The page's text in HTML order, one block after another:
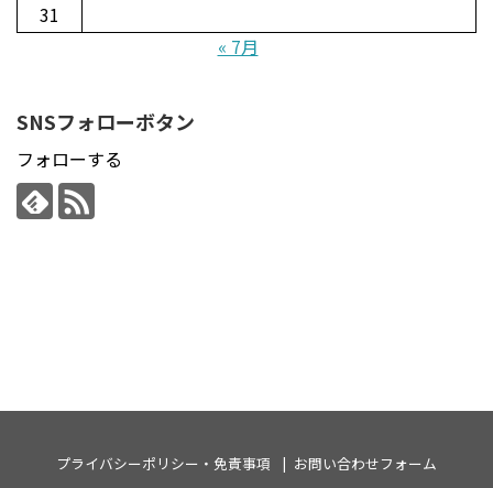
31
« 7月
SNSフォローボタン
フォローする
プライバシーポリシー・免責事項
お問い合わせフォーム